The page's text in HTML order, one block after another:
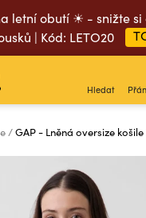
letní obutí ☀ - snižte si
| Kód: LETO20
Hledat
GAP - Lněná oversize košile